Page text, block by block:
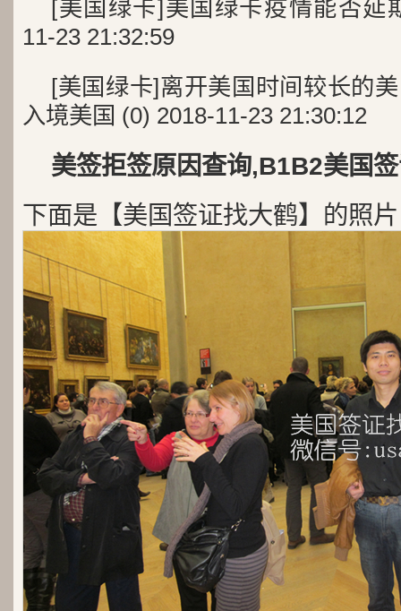
[美国绿卡]美国绿卡疫情能否延
11-23 21:32:59
[美国绿卡]离开美国时间较长的
入境美国 (0) 2018-11-23 21:30:12
美签拒签原因查询,B1B2美国
下面是【美国签证找大鹤】的照片